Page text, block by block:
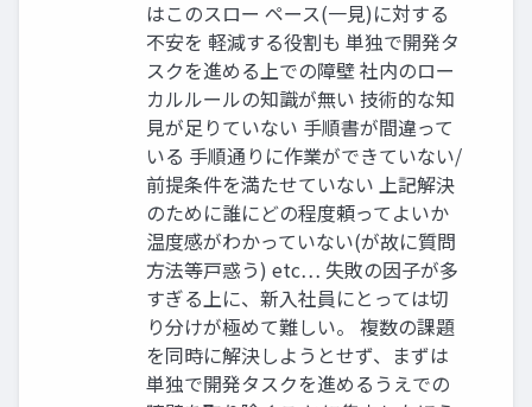
はこのスロー ペース(一見)に対する
不安を 軽減する役割も 単独で開発タ
スクを進める上での障壁 社内のロー
カルルールの知識が無い 技術的な知
見が足りていない 手順書が間違って
いる 手順通りに作業ができていない/
前提条件を満たせていない 上記解決
のために誰にどの程度頼ってよいか
温度感がわかっていない(が故に質問
方法等戸惑う) etc… 失敗の因子が多
すぎる上に、新入社員にとっては切
り分けが極めて難しい。 複数の課題
を同時に解決しようとせず、まずは
単独で開発タスクを進めるうえでの